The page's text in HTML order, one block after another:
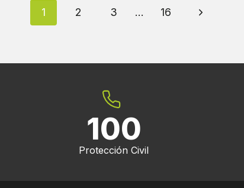
Navegación
página
1 2 3 … 16
Siguiente
100
Protección Civil